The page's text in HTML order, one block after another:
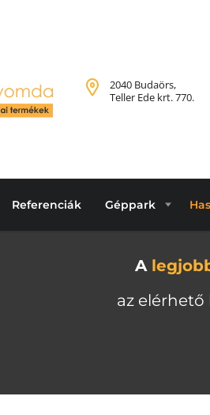
2040 Budaörs,
Teller Ede krt. 770.
Referenciák Géppark
A
az